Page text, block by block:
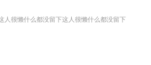
人很懒什么都没留下这人很懒什么都没留下